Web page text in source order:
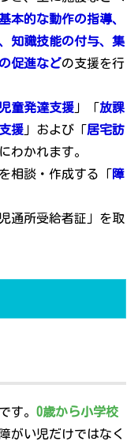
本的な動作の指導、
知識技能の付与、集
促進などの支援を行
児童発達支援 」「放課
援 」および「居宅訪
わかれます。
相談・作成する「障
通所受給者証」を取
す。 0歳から小学校
がい児だけではなく